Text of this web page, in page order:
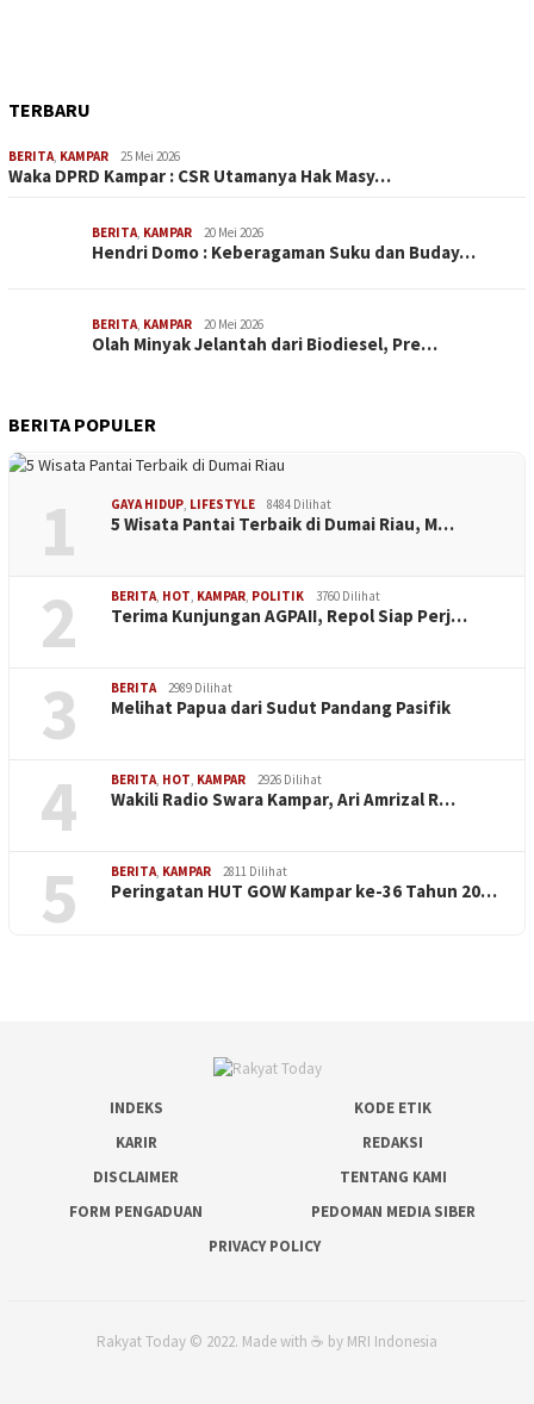
TERBARU
BERITA, KAMPAR 25 Mei 2026
Waka DPRD Kampar : CSR Utamanya Hak Masy…
BERITA, KAMPAR 20 Mei 2026
Hendri Domo : Keberagaman Suku dan Buday…
BERITA, KAMPAR 20 Mei 2026
Olah Minyak Jelantah dari Biodiesel, Pre…
BERITA POPULER
1 GAYA HIDUP, LIFESTYLE 8484 Dilihat
5 Wisata Pantai Terbaik di Dumai Riau, M…
2 BERITA, HOT, KAMPAR, POLITIK 3760 Dilihat
Terima Kunjungan AGPAII, Repol Siap Perj…
3 BERITA 2989 Dilihat
Melihat Papua dari Sudut Pandang Pasifik
4 BERITA, HOT, KAMPAR 2926 Dilihat
Wakili Radio Swara Kampar, Ari Amrizal R…
5 BERITA, KAMPAR 2811 Dilihat
Peringatan HUT GOW Kampar ke-36 Tahun 20…
INDEKS
KODE ETIK
KARIR
REDAKSI
DISCLAIMER
TENTANG KAMI
FORM PENGADUAN
PEDOMAN MEDIA SIBER
PRIVACY POLICY
Rakyat Today © 2022. Made with ☕ by MRI Indonesia